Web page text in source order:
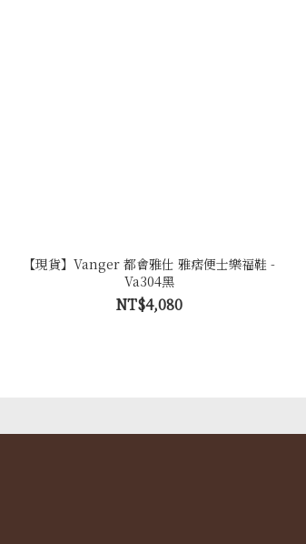
【現貨】Vanger 都會雅仕 雅痞便士樂福鞋 -
Va304黑
NT$4,080